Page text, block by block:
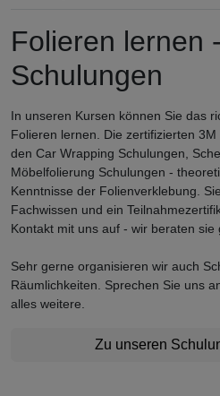
Folieren lernen
Schulungen
In unseren Kursen können Sie das
Folieren lernen. Die zertifizierten
den Car Wrapping Schulungen,
Möbelfolierung Schulungen -
Kenntnisse der Folienverklebung.
Fachwissen und ein
Kontakt mit uns auf - wir beraten sie
Sehr gerne organisieren wir auch
Räumlichkeiten. Sprechen Sie uns
alles weitere.
Zu unseren